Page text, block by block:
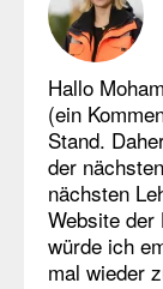
Hallo
(ein
Stand.
der
nächsten
Website der
würde ich
mal wieder